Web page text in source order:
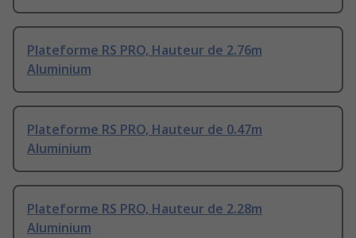
Plateforme RS PRO, Hauteur de 2.76m
Aluminium
Plateforme RS PRO, Hauteur de 0.47m
Aluminium
Plateforme RS PRO, Hauteur de 2.28m
Aluminium